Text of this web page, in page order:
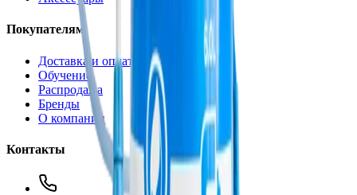
Покупателям
Доставка и оплата
Обучение
Распродажа
Бренды
О компании
Контакты